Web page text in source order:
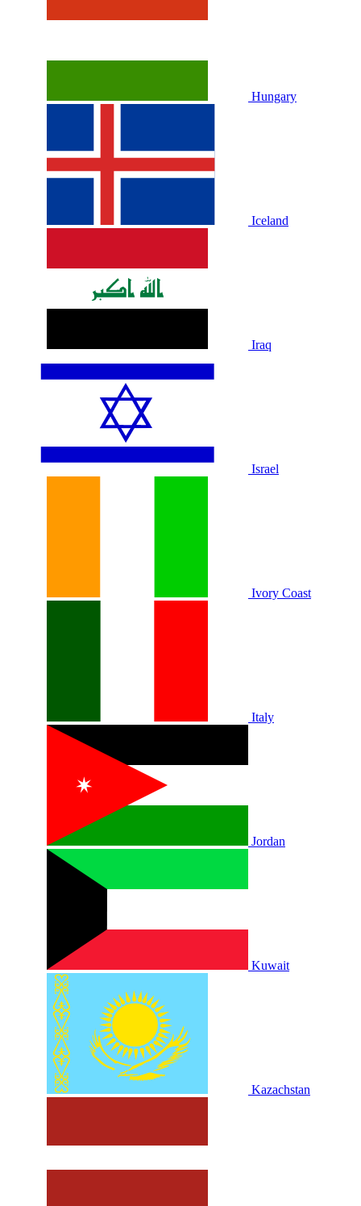
Hungary
Iceland
Iraq
Israel
Ivory Coast
Italy
Jordan
Kuwait
Kazachstan